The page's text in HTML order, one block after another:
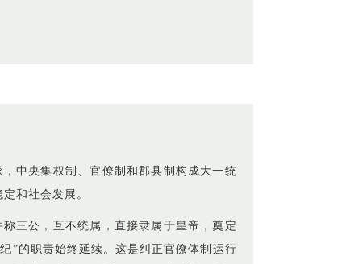
中央集权制、官僚制和郡县制构成大一统
和社会发展。
三公，互不统属，直接隶属于皇帝，奠定
”的职责始终延续。这是纠正官僚体制运行